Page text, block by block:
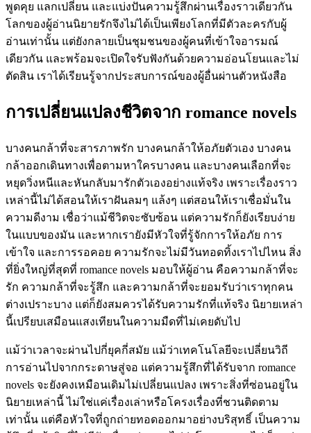
พูดคุย แลกเปลี่ยน และแบ่งปันความรู้สึกผ่านเรื่องราวเดียวกัน
โลกของผู้อ่านนิยายรักจึงไม่ได้เป็นเพียงโลกที่มีตัวละครกับผู้
อ่านเท่านั้น แต่ยังกลายเป็นชุมชนของผู้คนที่เข้าใจอารมณ์
เดียวกัน และพร้อมจะเปิดใจรับฟังกันด้วยความอ่อนโยนและไม่
ตัดสิน เราได้เรียนรู้จากประสบการณ์ของผู้อื่นผ่านตัวหนังสือ
การเปลี่ยนแปลงชีวิตจาก romance novels
บางคนกล้าที่จะสารภาพรัก บางคนกล้าให้อภัยตัวเอง บางคน
กล้าออกเดินทางเพื่อตามหาใครบางคน และบางคนเลือกที่จะ
หยุดวิ่งหนีและหันกลับมารักตัวเองอย่างแท้จริง เพราะเรื่องราว
เหล่านี้ไม่ได้สอนให้เราฝันลมๆ แล้งๆ แต่สอนให้เราเชื่อมั่นใน
ความดีงาม เชื่อว่าแม้ชีวิตจะซับซ้อน แต่ความรักก็ยังเรียบง่าย
ในแบบของมัน และหากเรายังมีหัวใจที่รู้จักการให้อภัย การ
เข้าใจ และการรอคอย ความรักจะไม่มีวันทอดทิ้งเราไปไหน สิ่ง
ที่ยิ่งใหญ่ที่สุดที่ romance novels มอบให้ผู้อ่าน คือความกล้าที่จะ
รัก ความกล้าที่จะรู้สึก และความกล้าที่จะยอมรับว่าเราทุกคน
ต่างเปราะบาง แต่ก็ยังสมควรได้รับความรักที่แท้จริง นิยายเหล่า
นี้เปรียบเสมือนแสงเทียนในความมืดที่ไม่เคยดับไป
แม้ว่าเวลาจะผ่านไปกี่ยุคกี่สมัย แม้ว่าเทคโนโลยีจะเปลี่ยนวิถี
การอ่านไปจากกระดาษสู่จอ แต่ความรู้สึกที่ได้รับจาก romance
novels จะยังคงเหมือนเดิมไม่เปลี่ยนแปลง เพราะสิ่งที่ซ่อนอยู่ใน
นิยายเหล่านี้ ไม่ใช่แค่เรื่องเล่าหรือโครงเรื่องที่ชวนติดตาม
เท่านั้น แต่คือหัวใจที่ถูกถ่ายทอดออกมาอย่างบริสุทธิ์ เป็นความ